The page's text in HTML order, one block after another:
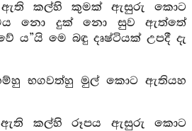
ඇති කල්හි කුමක් ඇසුරු කොට
නො දුක් නො සුව ඇත්තේ
මෙ බඳු දෘෂ්ටියක් උපදී දැ
භගවත්හු මුල් කොට ඇතියහ
ඇති කල්හි රූපය ඇසුරු කොට